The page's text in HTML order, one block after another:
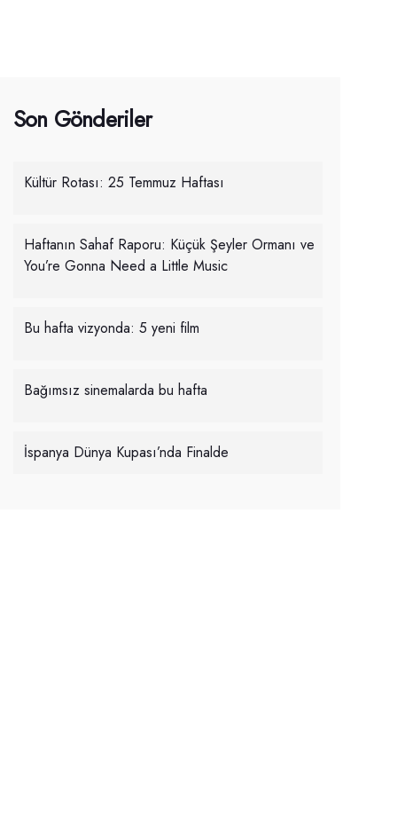
Son Gönderiler
Kültür Rotası: 25 Temmuz Haftası
Haftanın Sahaf Raporu: Küçük Şeyler Ormanı ve
You’re Gonna Need a Little Music
Bu hafta vizyonda: 5 yeni film
Bağımsız sinemalarda bu hafta
İspanya Dünya Kupası’nda Finalde